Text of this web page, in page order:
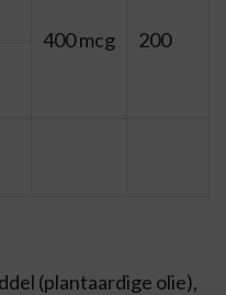
400 mcg
200
(plantaardige olie),